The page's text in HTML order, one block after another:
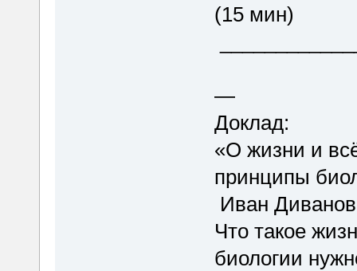
(15 мин)
—
Доклад:
«О жизни и
принципы
Иван
Что такое
биологии